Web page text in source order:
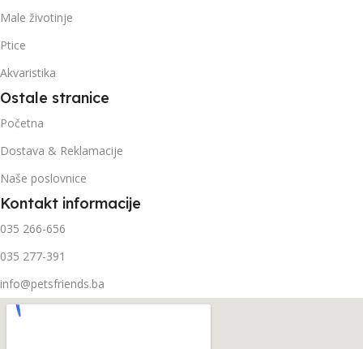
Male životinje
Ptice
Akvaristika
Ostale stranice
Početna
Dostava & Reklamacije
Naše poslovnice
Kontakt informacije
035 266-656
035 277-391
info@petsfriends.ba